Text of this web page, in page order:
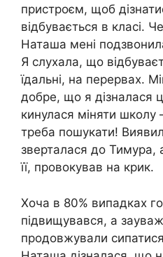
пристроєм, щоб
відбувається в класі.
Наташа мені
Я слухала, що
їдальні, на перервах.
добре, що я дізналася
кинулася міняти
треба пошукати!
зверталася до Тимура,
її, провокував на крик.
Хоча в 80% випадках
підвищувався, а
продовжували